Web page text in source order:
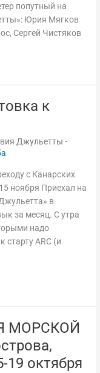
попутный на
Юрия Мягков
Сергей Чистяков
к
Джульетты -
с Канарских
ноября Приехал на
в
за месяц. С утра
надо
старту ARC (и
МОРСКОЙ
19 октября